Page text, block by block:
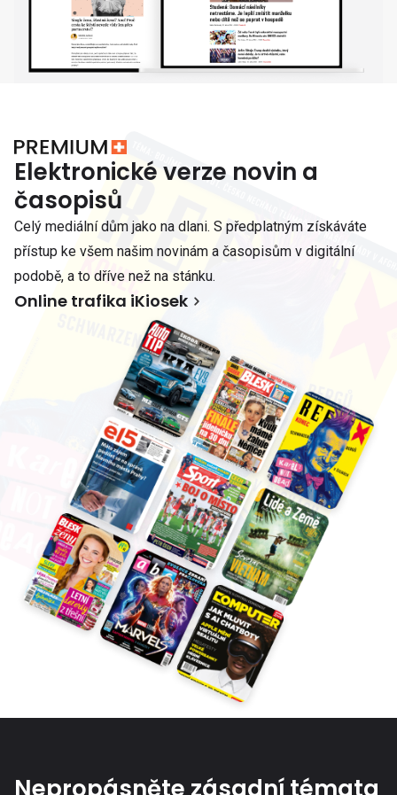
Elektronické verze novin a
časopisů
Celý mediální dům jako na dlani. S předplatným získáváte
přístup ke všem našim novinám a časopisům v digitální
podobě, a to dříve než na stánku.
Online trafika iKiosek